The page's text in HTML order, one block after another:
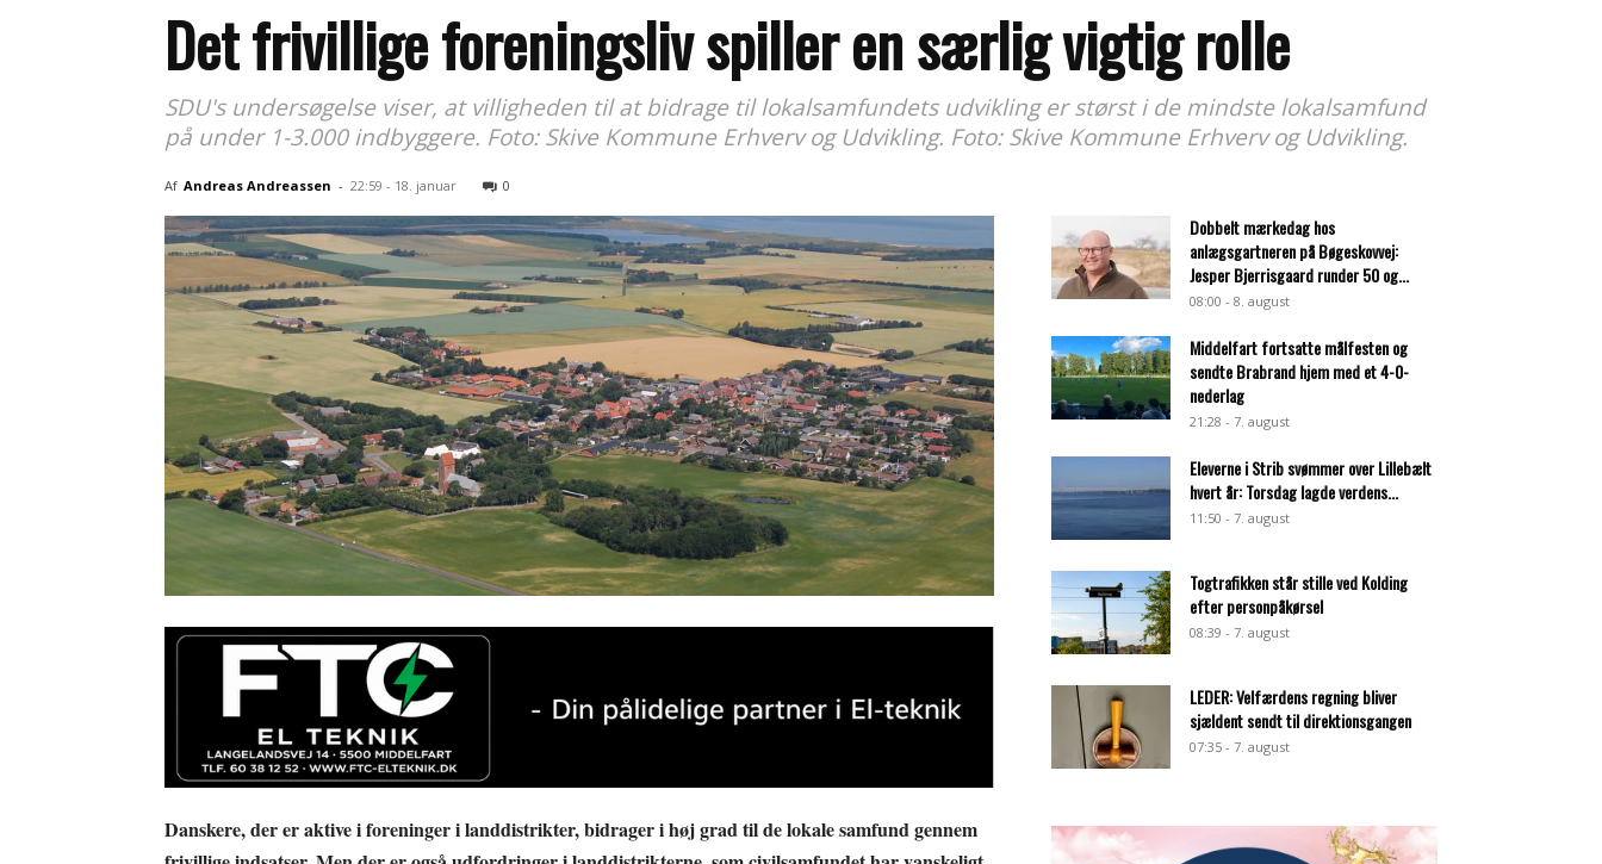
Det frivillige foreningsliv spiller en særlig vigtig rolle
SDU's undersøgelse viser, at villigheden til at bidrage til lokalsamfundets udvikling er størst i de mindste lokalsamfund
på under 1-3.000 indbyggere. Foto: Skive Kommune Erhverv og Udvikling. Foto: Skive Kommune Erhverv og Udvikling.
Af Andreas Andreassen - 22:59 - 18. januar 0
Danskere, der er aktive i foreninger i landdistrikter, bidrager i høj grad til de lokale samfund gennem
Dobbelt mærkedag hos
anlægsgartneren på Bøgeskovvej:
Jesper Bjerrisgaard runder 50 og...
08:00 - 8. august
Middelfart fortsatte målfesten og
sendte Brabrand hjem med et 4-0-
nederlag
21:28 - 7. august
Eleverne i Strib svømmer over Lillebælt
hvert år: Torsdag lagde verdens...
11:50 - 7. august
Togtrafikken står stille ved Kolding
efter personpåkørsel
08:39 - 7. august
LEDER: Velfærdens regning bliver
sjældent sendt til direktionsgangen
07:35 - 7. august